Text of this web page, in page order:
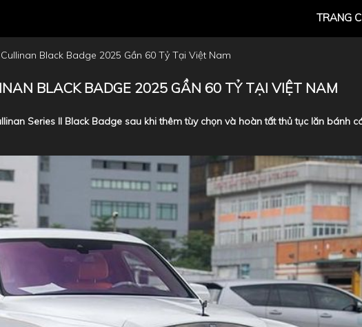
TRANG
Black Badge 2025 Gần 60 Tỷ Tại Việt Nam
BLACK BADGE 2025 GẦN 60 TỶ TẠI VIỆT NAM
Series II Black Badge sau khi thêm tùy chọn và hoàn tất thủ tục lăn bánh